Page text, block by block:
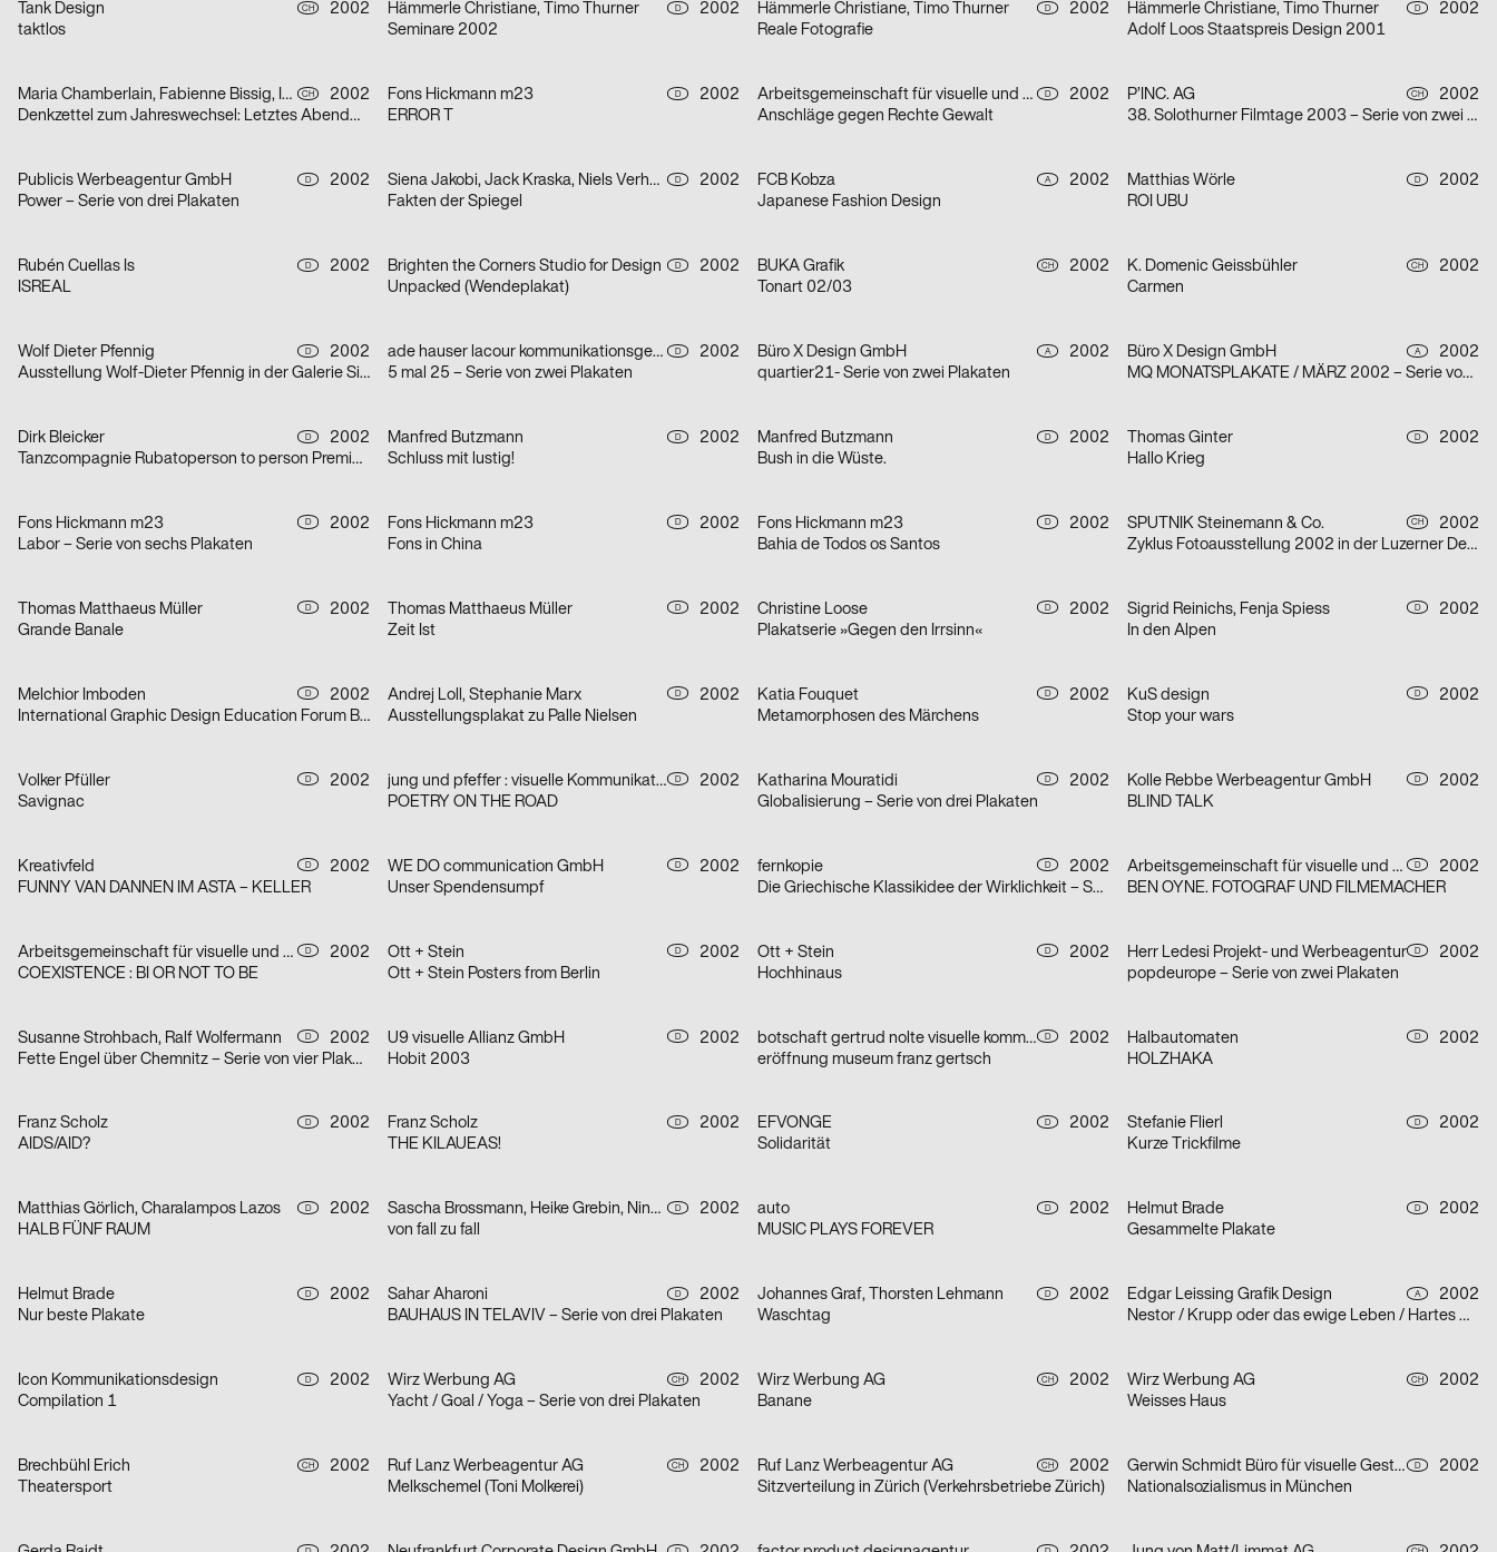
Tank Design CH
2002
taktlos
Hämmerle Christiane, Timo Thurner D
2002
Seminare 2002
Hämmerle Christiane, Timo Thurner D
2002
Reale Fotografie
Hämmerle Christiane, Timo Thurner D
2002
Adolf Loos Staatspreis Design 2001
Maria Chamberlain, Fabienne Bissig, Ibrahim Hasan CH
2002
Denkzettel zum Jahreswechsel: Letztes Abendmahl / Ohne Ausnahme / o. T. – Serie von drei Plakaten
Fons Hickmann m23 D
2002
ERROR T
Arbeitsgemeinschaft für visuelle und verbale Kommunikation Uwe Loesch D
2002
Anschläge gegen Rechte Gewalt
P’INC. AG CH
2002
38. Solothurner Filmtage 2003 – Serie von zwei Plakaten
Publicis Werbeagentur GmbH D
2002
Power – Serie von drei Plakaten
Siena Jakobi, Jack Kraska, Niels Verhaag D
2002
Fakten der Spiegel
FCB Kobza A
2002
Japanese Fashion Design
Matthias Wörle D
2002
ROI UBU
Rubén Cuellas Is D
2002
ISREAL
Brighten the Corners Studio for Design D
2002
Unpacked (Wendeplakat)
BUKA Grafik CH
2002
Tonart 02/03
K. Domenic Geissbühler CH
2002
Carmen
Wolf Dieter Pfennig D
2002
Ausstellung Wolf-Dieter Pfennig in der Galerie Sillack Dresden
ade hauser lacour kommunikationsgestaltung gmbh D
2002
5 mal 25 – Serie von zwei Plakaten
Büro X Design GmbH A
2002
quartier21- Serie von zwei Plakaten
Büro X Design GmbH A
2002
MQ MONATSPLAKATE / MÄRZ 2002 – Serie von zwei Plakaten
Dirk Bleicker D
2002
Tanzcompagnie Rubatoperson to person Premiere
Manfred Butzmann D
2002
Schluss mit lustig!
Manfred Butzmann D
2002
Bush in die Wüste.
Thomas Ginter D
2002
Hallo Krieg
Fons Hickmann m23 D
2002
Labor – Serie von sechs Plakaten
Fons Hickmann m23 D
2002
Fons in China
Fons Hickmann m23 D
2002
Bahia de Todos os Santos
SPUTNIK Steinemann & Co. CH
2002
Zyklus Fotoausstellung 2002 in der Luzerner Designgalerie – Serie von drei Plakaten
Thomas Matthaeus Müller D
2002
Grande Banale
Thomas Matthaeus Müller D
2002
Zeit Ist
Christine Loose D
2002
Plakatserie »Gegen den Irrsinn«
Sigrid Reinichs, Fenja Spiess D
2002
In den Alpen
Melchior Imboden D
2002
International Graphic Design Education Forum Beijin, China 2002 – Serie von zwei Plakaten
Andrej Loll, Stephanie Marx D
2002
Ausstellungsplakat zu Palle Nielsen
Katia Fouquet D
2002
Metamorphosen des Märchens
KuS design D
2002
Stop your wars
Volker Pfüller D
2002
Savignac
jung und pfeffer : visuelle Kommunikation D
2002
POETRY ON THE ROAD
Katharina Mouratidi D
2002
Globalisierung – Serie von drei Plakaten
Kolle Rebbe Werbeagentur GmbH D
2002
BLIND TALK
Kreativfeld D
2002
FUNNY VAN DANNEN IM ASTA – KELLER
WE DO communication GmbH D
2002
Unser Spendensumpf
fernkopie D
2002
Die Griechische Klassikidee der Wirklichkeit – Serie von zwei Plakaten
Arbeitsgemeinschaft für visuelle und verbale Kommunikation Uwe Loesch D
2002
BEN OYNE. FOTOGRAF UND FILMEMACHER
Arbeitsgemeinschaft für visuelle und verbale Kommunikation Uwe Loesch D
2002
COEXISTENCE : BI OR NOT TO BE
Ott + Stein D
2002
Ott + Stein Posters from Berlin
Ott + Stein D
2002
Hochhinaus
Herr Ledesi Projekt- und Werbeagentur D
2002
popdeurope – Serie von zwei Plakaten
Susanne Strohbach, Ralf Wolfermann D
2002
Fette Engel über Chemnitz – Serie von vier Plakaten
U9 visuelle Allianz GmbH D
2002
Hobit 2003
botschaft gertrud nolte visuelle kommunikation und beratung D
2002
eröffnung museum franz gertsch
Halbautomaten D
2002
HOLZHAKA
Franz Scholz D
2002
AIDS/AID?
Franz Scholz D
2002
THE KILAUEAS!
EFVONGE D
2002
Solidarität
Stefanie Flierl D
2002
Kurze Trickfilme
Matthias Görlich, Charalampos Lazos D
2002
HALB FÜNF RAUM
Sascha Brossmann, Heike Grebin, Nina Lehmann D
2002
von fall zu fall
auto D
2002
MUSIC PLAYS FOREVER
Helmut Brade D
2002
Gesammelte Plakate
Helmut Brade D
2002
Nur beste Plakate
Sahar Aharoni D
2002
BAUHAUS IN TELAVIV – Serie von drei Plakaten
Johannes Graf, Thorsten Lehmann D
2002
Waschtag
Edgar Leissing Grafik Design A
2002
Nestor / Krupp oder das ewige Leben / Hartes Herz – Serie von drei Plakaten
Icon Kommunikationsdesign D
2002
Compilation 1
Wirz Werbung AG CH
2002
Yacht / Goal / Yoga – Serie von drei Plakaten
Wirz Werbung AG CH
2002
Banane
Wirz Werbung AG CH
2002
Weisses Haus
Brechbühl Erich CH
2002
Theatersport
Ruf Lanz Werbeagentur AG CH
2002
Melkschemel (Toni Molkerei)
Ruf Lanz Werbeagentur AG CH
2002
Sitzverteilung in Zürich (Verkehrsbetriebe Zürich)
Gerwin Schmidt Büro für visuelle Gestaltung D
2002
Nationalsozialismus in München